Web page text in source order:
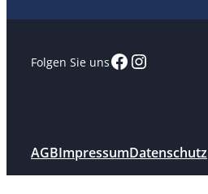
Folgen Sie unsFacebook
Instagram
AGBImpressumDatenschutz